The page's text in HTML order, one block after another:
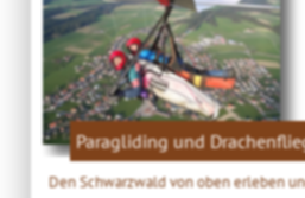
Paragliding und
Den Schwarzwald von oben erleben